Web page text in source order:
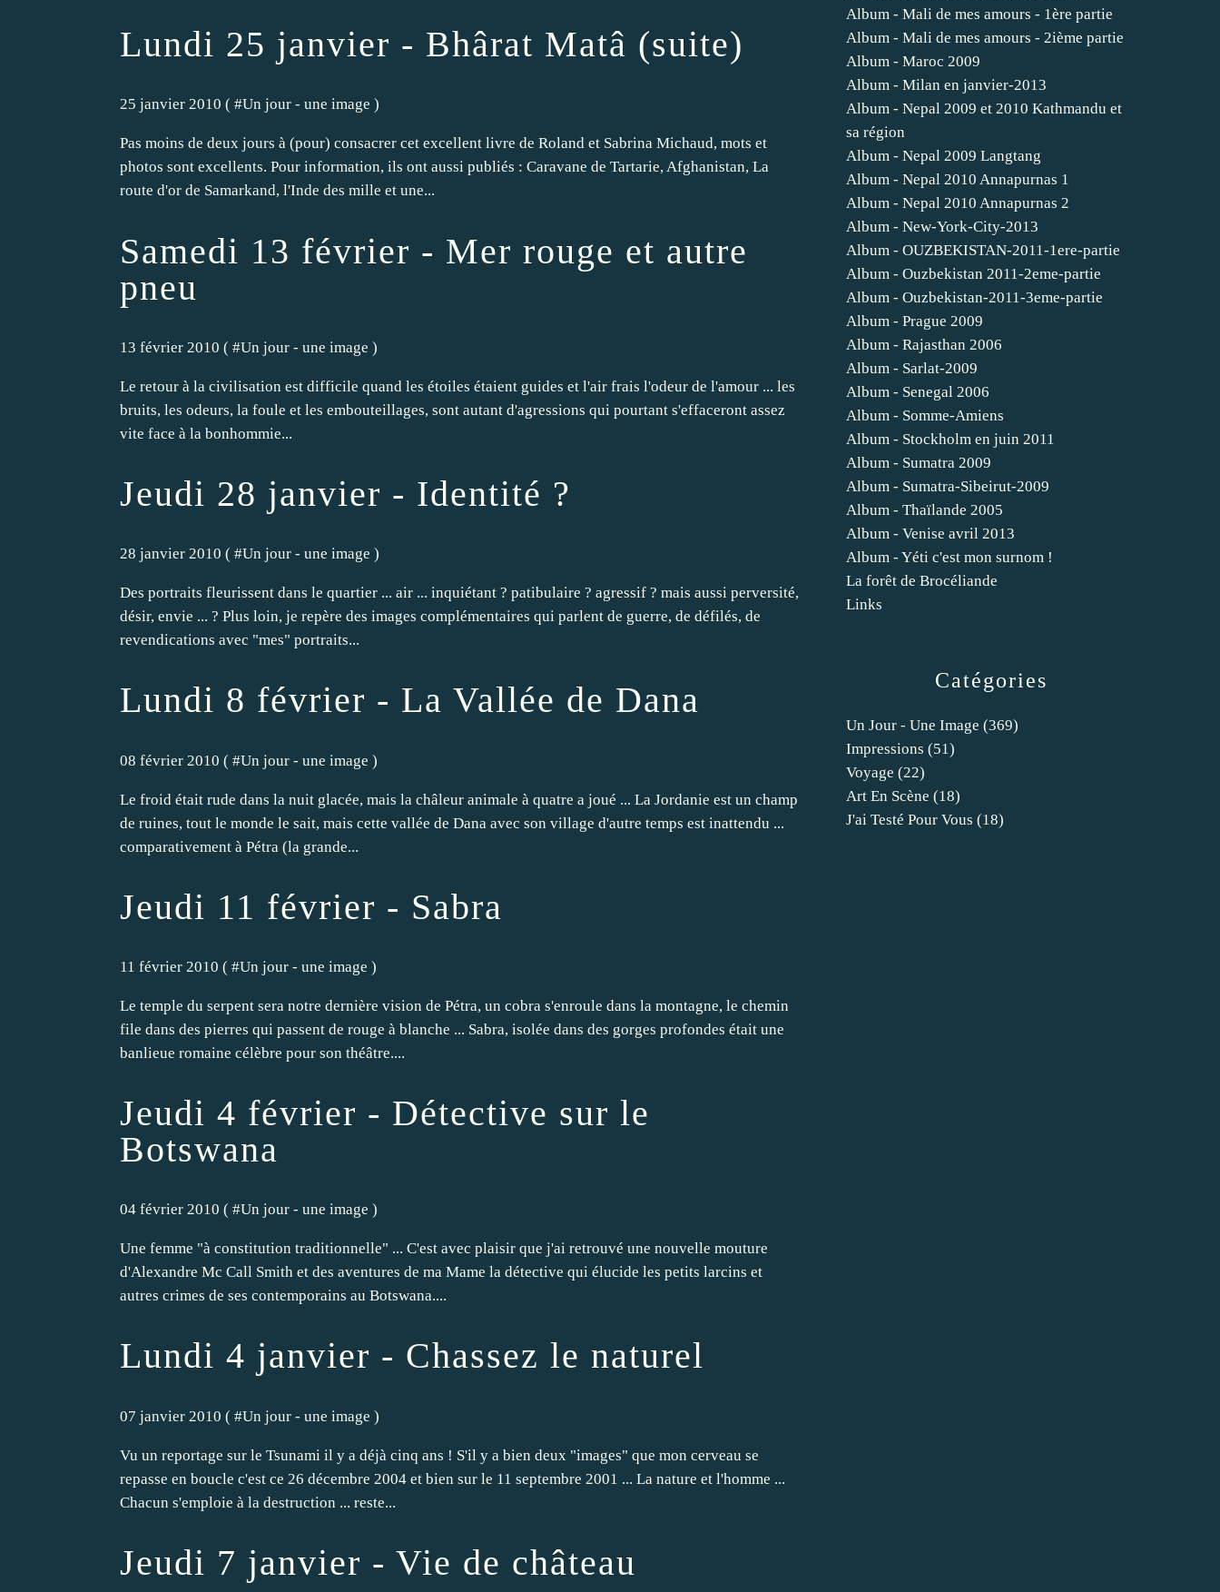
Lundi 25 janvier - Bhârat Matâ (suite)
25 janvier 2010 ( #Un jour - une image )
Pas moins de deux jours à (pour) consacrer cet excellent livre de Roland et Sabrina Michaud, mots et
photos sont excellents. Pour information, ils ont aussi publiés : Caravane de Tartarie, Afghanistan, La
route d'or de Samarkand, l'Inde des mille et une...
Samedi 13 février - Mer rouge et autre
pneu
13 février 2010 ( #Un jour - une image )
Le retour à la civilisation est difficile quand les étoiles étaient guides et l'air frais l'odeur de l'amour ... les
bruits, les odeurs, la foule et les embouteillages, sont autant d'agressions qui pourtant s'effaceront assez
vite face à la bonhommie...
Jeudi 28 janvier - Identité ?
28 janvier 2010 ( #Un jour - une image )
Des portraits fleurissent dans le quartier ... air ... inquiétant ? patibulaire ? agressif ? mais aussi perversité,
désir, envie ... ? Plus loin, je repère des images complémentaires qui parlent de guerre, de défilés, de
revendications avec "mes" portraits...
Lundi 8 février - La Vallée de Dana
08 février 2010 ( #Un jour - une image )
Le froid était rude dans la nuit glacée, mais la châleur animale à quatre a joué ... La Jordanie est un champ
de ruines, tout le monde le sait, mais cette vallée de Dana avec son village d'autre temps est inattendu ...
comparativement à Pétra (la grande...
Jeudi 11 février - Sabra
11 février 2010 ( #Un jour - une image )
Le temple du serpent sera notre dernière vision de Pétra, un cobra s'enroule dans la montagne, le chemin
file dans des pierres qui passent de rouge à blanche ... Sabra, isolée dans des gorges profondes était une
banlieue romaine célèbre pour son théâtre....
Jeudi 4 février - Détective sur le
Botswana
04 février 2010 ( #Un jour - une image )
Une femme "à constitution traditionnelle" ... C'est avec plaisir que j'ai retrouvé une nouvelle mouture
d'Alexandre Mc Call Smith et des aventures de ma Mame la détective qui élucide les petits larcins et
autres crimes de ses contemporains au Botswana....
Lundi 4 janvier - Chassez le naturel
07 janvier 2010 ( #Un jour - une image )
Vu un reportage sur le Tsunami il y a déjà cinq ans ! S'il y a bien deux "images" que mon cerveau se
repasse en boucle c'est ce 26 décembre 2004 et bien sur le 11 septembre 2001 ... La nature et l'homme ...
Chacun s'emploie à la destruction ... reste...
Jeudi 7 janvier - Vie de château
Catégories
Un Jour - Une Image (369)
Impressions (51)
Voyage (22)
Art En Scène (18)
J'ai Testé Pour Vous (18)
Album - Mali de mes amours - 1ère partie
Album - Mali de mes amours - 2ième partie
Album - Maroc 2009
Album - Milan en janvier-2013
Album - Nepal 2009 et 2010 Kathmandu et
sa région
Album - Nepal 2009 Langtang
Album - Nepal 2010 Annapurnas 1
Album - Nepal 2010 Annapurnas 2
Album - New-York-City-2013
Album - OUZBEKISTAN-2011-1ere-partie
Album - Ouzbekistan 2011-2eme-partie
Album - Ouzbekistan-2011-3eme-partie
Album - Prague 2009
Album - Rajasthan 2006
Album - Sarlat-2009
Album - Senegal 2006
Album - Somme-Amiens
Album - Stockholm en juin 2011
Album - Sumatra 2009
Album - Sumatra-Sibeirut-2009
Album - Thaïlande 2005
Album - Venise avril 2013
Album - Yéti c'est mon surnom !
La forêt de Brocéliande
Links